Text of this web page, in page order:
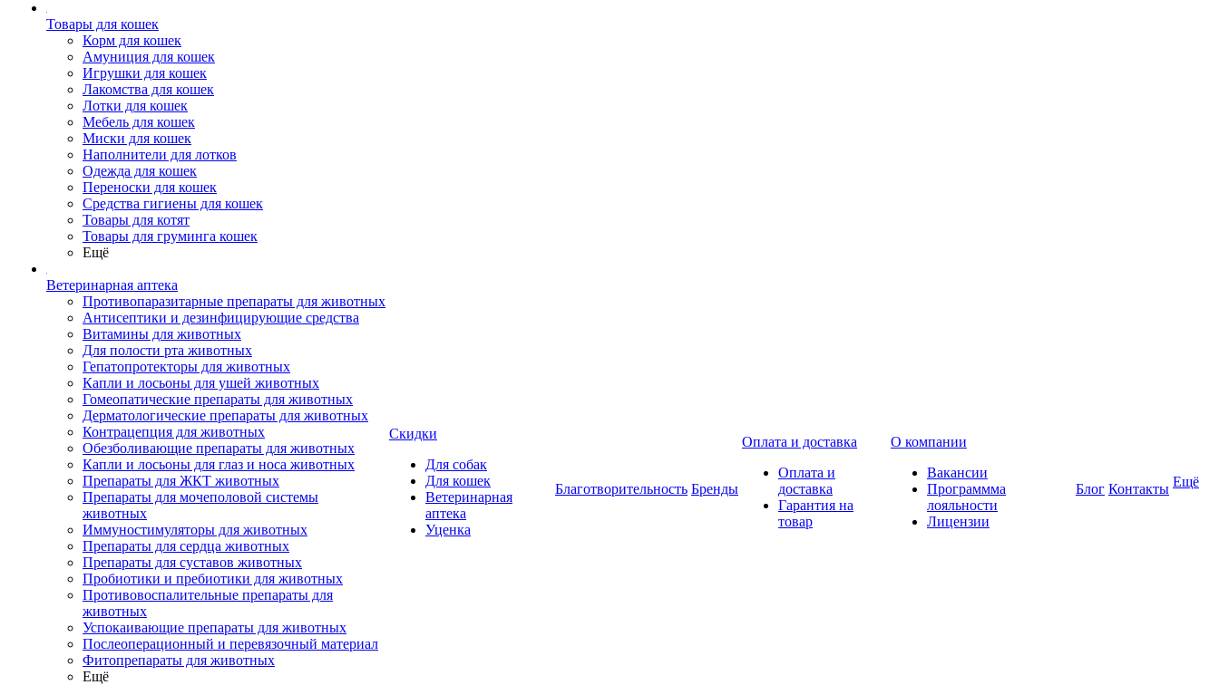
Товары для кошек
Корм для кошек
Амуниция для кошек
Игрушки для кошек
Лакомства для кошек
Лотки для кошек
Мебель для кошек
Миски для кошек
Наполнители для лотков
Одежда для кошек
Переноски для кошек
Средства гигиены для кошек
Товары для котят
Товары для груминга кошек
Ещё
Ветеринарная аптека
Противопаразитарные препараты для животных
Антисептики и дезинфицирующие средства
Витамины для животных
Для полости рта животных
Гепатопротекторы для животных
Капли и лосьоны для ушей животных
Гомеопатические препараты для животных
Дерматологические препараты для животных
Контрацепция для животных
Обезболивающие препараты для животных
Капли и лосьоны для глаз и носа животных
Препараты для ЖКТ животных
Препараты для мочеполовой системы
животных
Иммуностимуляторы для животных
Препараты для сердца животных
Препараты для суставов животных
Пробиотики и пребиотики для животных
Противовоспалительные препараты для
животных
Успокаивающие препараты для животных
Послеоперационный и перевязочный материал
Фитопрепараты для животных
Ещё
Скидки
Для собак
Для кошек
Ветеринарная
аптека
Уценка
Благотворительность Бренды
Оплата и доставка
Оплата и
доставка
Гарантия на
товар
О компании
Вакансии
Программма
лояльности
Лицензии
Блог Контакты Ещё